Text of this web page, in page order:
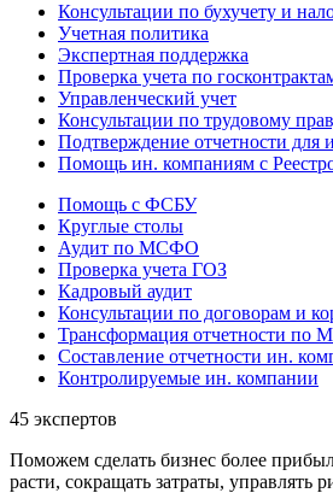
Консультации по бухучету и
Учетная политика
Экспертная поддержка
Проверка учета по
Управленческий учет
Консультации по трудовому
Подтверждение отчетности для
Помощь ин. компаниям с
Помощь с ФСБУ
Круглые столы
Аудит по МСФО
Проверка учета ГОЗ
Кадровый аудит
Консультации по договорам и
Трансформация отчетности по
Составление отчетности ин.
Контролируемые ин. компании
45 экспертов
Поможем сделать бизнес более
расти, cокращать затраты, управлять